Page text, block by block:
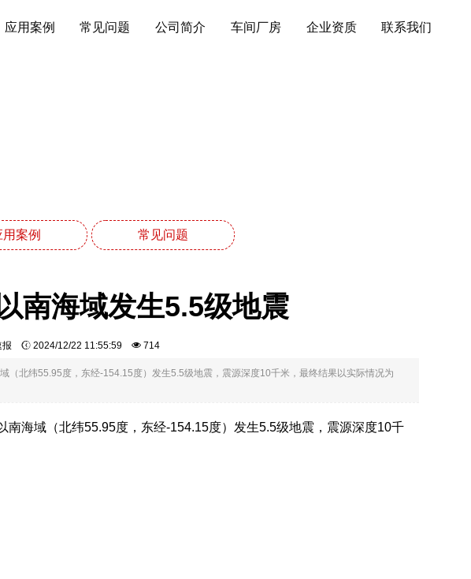
应用案例 常见问题 公司简介 车间厂房 企业资质 联系我们
用案例 常见问题
南海域发生5.5级地震
报 2024/12/22 11:55:59 714
北纬55.95度，东经-154.15度）发生5.5级地震，震源深度10千米，最终结果以实际情况为
海域（北纬55.95度，东经-154.15度）发生5.5级地震，震源深度10千